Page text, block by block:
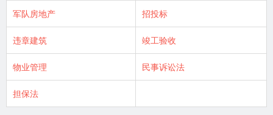
军队房地产 招投标
违章建筑 竣工验收
物业管理 民事诉讼法
担保法